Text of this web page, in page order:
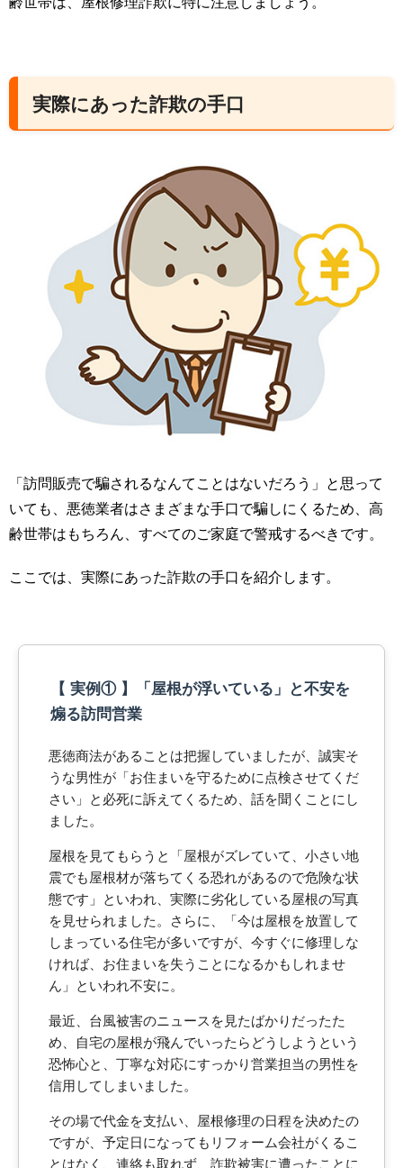
実際にあった詐欺の手口
「訪問販売で騙されるなんてことはないだろう」と思って
いても、悪徳業者はさまざまな手口で騙しにくるため、高
齢世帯はもちろん、すべてのご家庭で警戒するべきです。
ここでは、実際にあった詐欺の手口を紹介します。
【 実例① 】「屋根が浮いている」と不安を
煽る訪問営業
悪徳商法があることは把握していましたが、誠実そ
うな男性が「お住まいを守るために点検させてくだ
さい」と必死に訴えてくるため、話を聞くことにし
ました。
屋根を見てもらうと「屋根がズレていて、小さい地
震でも屋根材が落ちてくる恐れがあるので危険な状
態です」といわれ、実際に劣化している屋根の写真
を見せられました。さらに、「今は屋根を放置して
しまっている住宅が多いですが、今すぐに修理しな
ければ、お住まいを失うことになるかもしれませ
ん」といわれ不安に。
最近、台風被害のニュースを見たばかりだったた
め、自宅の屋根が飛んでいったらどうしようという
恐怖心と、丁寧な対応にすっかり営業担当の男性を
信用してしまいました。
その場で代金を支払い、屋根修理の日程を決めたの
ですが、予定日になってもリフォーム会社がくるこ
とはなく、連絡も取れず、詐欺被害に遭ったことに